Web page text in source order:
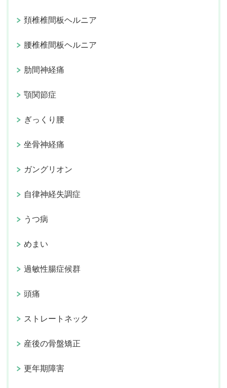
頚椎椎間板ヘルニア
腰椎椎間板ヘルニア
肋間神経痛
顎関節症
ぎっくり腰
坐骨神経痛
ガングリオン
自律神経失調症
うつ病
めまい
過敏性腸症候群
頭痛
ストレートネック
産後の骨盤矯正
更年期障害